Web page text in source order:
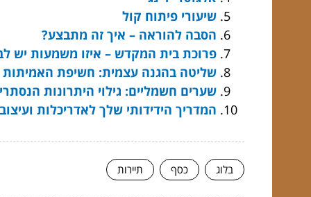
שיעורי פיתוח קול
הסבה להוראה – איך זה מתבצע?
פרוכת בית המקדש – איזו משמעות יש
שליטה בהגנה עצמית: חשיפת
שערים חשמליים: גילוי היתרונות
המדריך הידידותי שלך לאדריכלות
בלוג כסף תיירות